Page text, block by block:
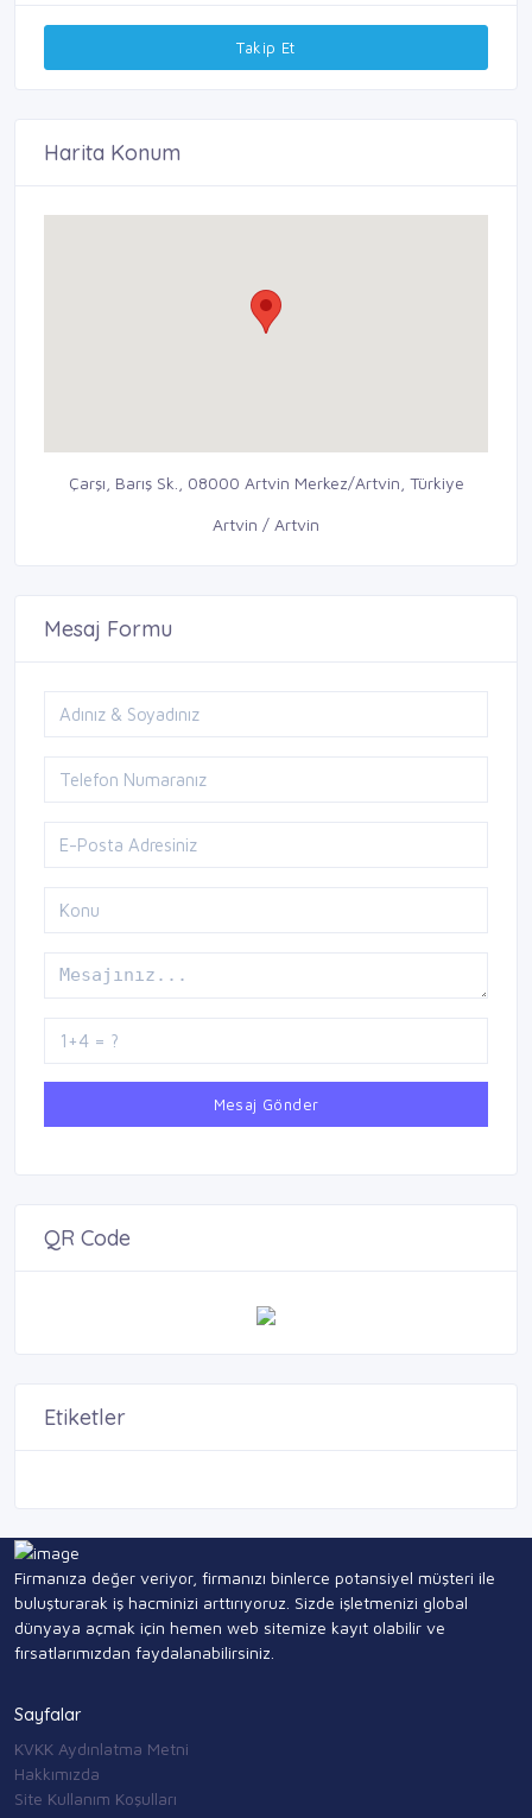
Takip Et
Harita Konum
Çarşı, Barış Sk., 08000 Artvin Merkez/Artvin, Türkiye
Artvin / Artvin
Mesaj Formu
Mesaj Gönder
QR Code
Etiketler
Firmanıza değer veriyor, firmanızı binlerce potansiyel müşteri ile
buluşturarak iş hacminizi arttırıyoruz. Sizde işletmenizi global
dünyaya açmak için hemen web sitemize kayıt olabilir ve
fırsatlarımızdan faydalanabilirsiniz.
Sayfalar
KVKK Aydınlatma Metni
Hakkımızda
Site Kullanım Koşulları